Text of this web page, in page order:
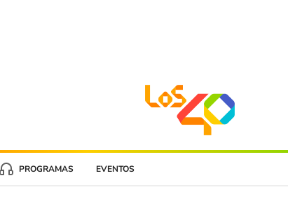
PROGRAMAS EVENTOS